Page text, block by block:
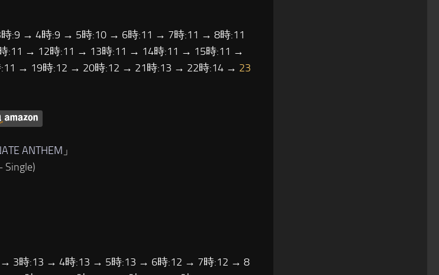
:9 → 4時:9 → 5時:10 → 6時:11 → 7時:11 → 8時:11
:11 → 12時:11 → 13時:11 → 14時:11 → 15時:11 →
→ 19時:12 → 20時:12 → 21時:13 → 22時:14 → 23
ANTHEM 」
Single)
3時:13 → 4時:13 → 5時:13 → 6時:12 → 7時:12 → 8